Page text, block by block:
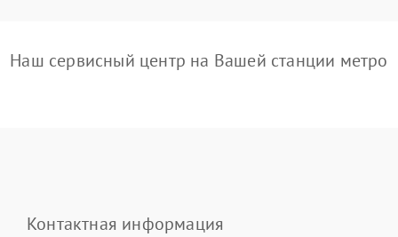
Наш сервисный центр на Вашей станции метро
Контактная информация